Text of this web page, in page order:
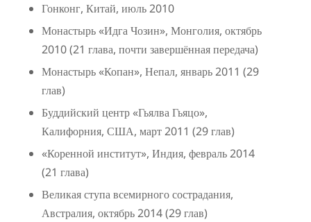
Гонконг, Китай, июль 2010
Монастырь «Идга Чозин», Монголия, октябрь
2010 (21 глава, почти завершённая передача)
Монастырь «Копан», Непал, январь 2011 (29
глав)
Буддийский центр «Гьялва Гьяцо»,
Калифорния, США, март 2011 (29 глав)
«Коренной институт», Индия, февраль 2014
(21 глава)
Великая ступа всемирного сострадания,
Австралия, октябрь 2014 (29 глав)